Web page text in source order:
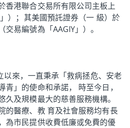
香港聯合交易所有限公司主板上
」）；其美國預託證券（一 級）於
易編號為「AAGIY」）。
以來，一直秉承「救病拯危、安老
青」的使命和承諾， 時至今日，
久及規模最大的慈善服務機構。
的醫療、教 育及社會服務均有長
為市民提供收費低廉或免費的優